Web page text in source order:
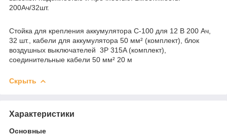
200Ач/32шт.
Стойка для крепления аккумулятора C-100 для 12 В 200 Ач,
32 шт., кабели для аккумулятора 50 мм² (комплект), блок
воздушных выключателей 3P 315A (комплект),
соединительные кабели 50 мм² 20 м
Скрыть
Характеристики
Основные